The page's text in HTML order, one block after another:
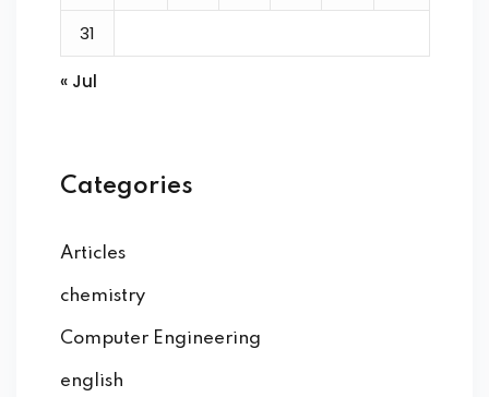
31
« Jul
Categories
Articles
chemistry
Computer Engineering
english